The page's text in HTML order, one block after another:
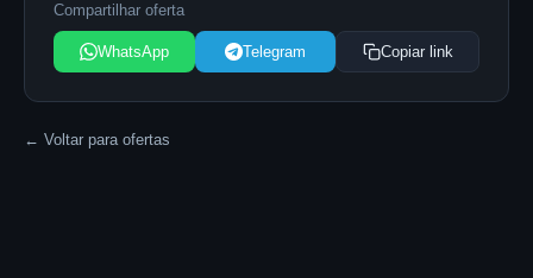
Compartilhar oferta
WhatsApp Telegram Copiar link
← Voltar para ofertas